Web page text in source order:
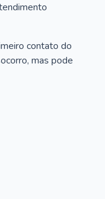
contato do
mas pode